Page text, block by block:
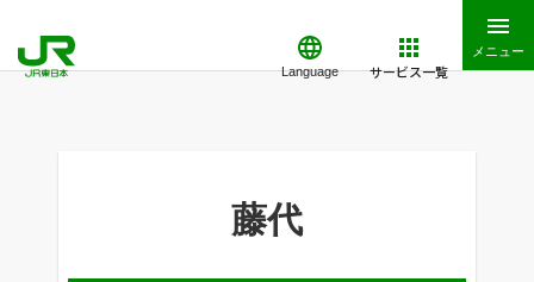
Language サービス一覧
メニュー
藤代